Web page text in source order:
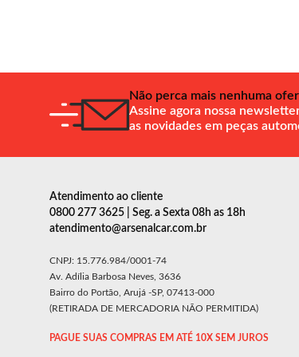
Não perca mais nenhuma
Assine agora nossa
as novidades em peças
Atendimento ao cliente
0800 277 3625 | Seg. a Sexta 08h as 18h
atendimento@arsenalcar.com.br
CNPJ: 15.776.984/0001-74
Av. Adília Barbosa Neves, 3636
Bairro do Portão, Arujá -SP, 07413-000
(RETIRADA DE MERCADORIA NÃO PERMITIDA)
PAGUE SUAS COMPRAS EM ATÉ 10X SEM JUROS